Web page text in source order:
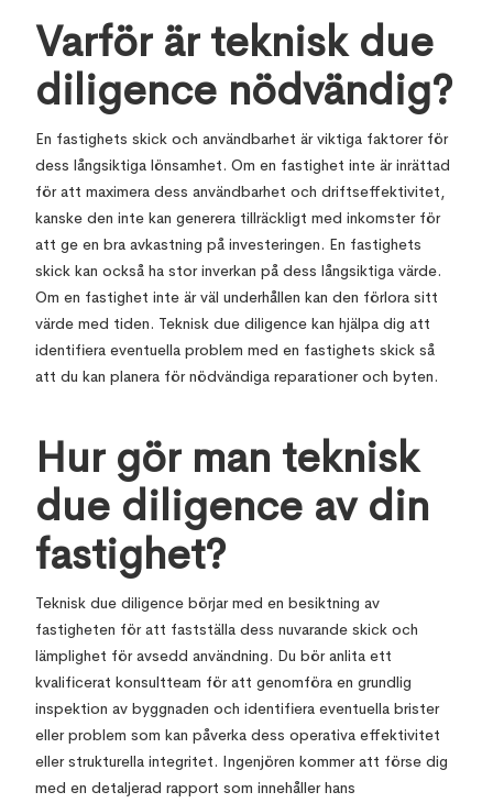
Varför är teknisk due
diligence nödvändig?
En fastighets skick och användbarhet är viktiga faktorer för
dess långsiktiga lönsamhet. Om en fastighet inte är inrättad
för att maximera dess användbarhet och driftseffektivitet,
kanske den inte kan generera tillräckligt med inkomster för
att ge en bra avkastning på investeringen. En fastighets
skick kan också ha stor inverkan på dess långsiktiga värde.
Om en fastighet inte är väl underhållen kan den förlora sitt
värde med tiden. Teknisk due diligence kan hjälpa dig att
identifiera eventuella problem med en fastighets skick så
att du kan planera för nödvändiga reparationer och byten.
Hur gör man teknisk
due diligence av din
fastighet?
Teknisk due diligence börjar med en besiktning av
fastigheten för att fastställa dess nuvarande skick och
lämplighet för avsedd användning. Du bör anlita ett
kvalificerat konsultteam för att genomföra en grundlig
inspektion av byggnaden och identifiera eventuella brister
eller problem som kan påverka dess operativa effektivitet
eller strukturella integritet. Ingenjören kommer att förse dig
med en detaljerad rapport som innehåller hans